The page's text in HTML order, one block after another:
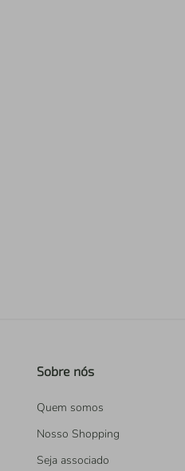
Sobre nós
Quem somos
Nosso Shopping
Seja associado